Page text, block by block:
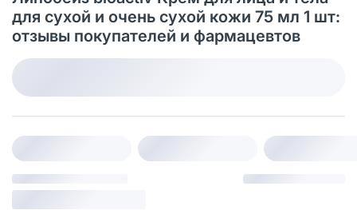
для сухой и очень сухой кожи 75 мл 1 шт:
отзывы покупателей и фармацевтов